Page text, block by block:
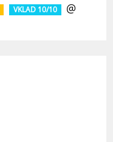
VKLAD 10/10
@